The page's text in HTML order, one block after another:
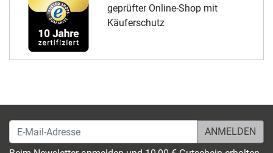
geprüfter Online-Shop mit
Käuferschutz
E-Mail-Adresse